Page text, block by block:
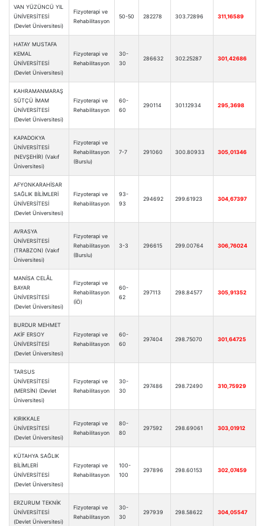
VAN YÜZÜNCÜ YIL
ÜNİVERSİTESİ
(Devlet Üniversitesi)
Fizyoterapi ve
Rehabilitasyon
50-50 282278 303.72896 311,16589
HATAY MUSTAFA
KEMAL
ÜNİVERSİTESİ
(Devlet Üniversitesi)
Fizyoterapi ve
Rehabilitasyon
30-
30
286632 302.25287 301,42686
KAHRAMANMARAŞ
SÜTÇÜ İMAM
ÜNİVERSİTESİ
(Devlet Üniversitesi)
Fizyoterapi ve
Rehabilitasyon
60-
60
290114 301.12934 295,3698
KAPADOKYA
ÜNİVERSİTESİ
(NEVŞEHİR) (Vakıf
Üniversitesi)
Fizyoterapi ve
Rehabilitasyon
(Burslu)
7-7 291060 300.80933 305,01346
AFYONKARAHİSAR
SAĞLIK BİLİMLERİ
ÜNİVERSİTESİ
(Devlet Üniversitesi)
Fizyoterapi ve
Rehabilitasyon
93-
93
294692 299.61923 304,67397
AVRASYA
ÜNİVERSİTESİ
(TRABZON) (Vakıf
Üniversitesi)
Fizyoterapi ve
Rehabilitasyon
(Burslu)
3-3 296615 299.00764 306,76024
MANİSA CELÂL
BAYAR
ÜNİVERSİTESİ
(Devlet Üniversitesi)
Fizyoterapi ve
Rehabilitasyon
(İÖ)
60-
62
297113 298.84577 305,91352
BURDUR MEHMET
AKİF ERSOY
ÜNİVERSİTESİ
(Devlet Üniversitesi)
Fizyoterapi ve
Rehabilitasyon
60-
60
297404 298.75070 301,64725
TARSUS
ÜNİVERSİTESİ
(MERSİN) (Devlet
Üniversitesi)
Fizyoterapi ve
Rehabilitasyon
30-
30
297486 298.72490 310,75929
KIRIKKALE
ÜNİVERSİTESİ
(Devlet Üniversitesi)
Fizyoterapi ve
Rehabilitasyon
80-
80
297592 298.69061 303,01912
KÜTAHYA SAĞLIK
BİLİMLERİ
ÜNİVERSİTESİ
(Devlet Üniversitesi)
Fizyoterapi ve
Rehabilitasyon
100-
100
297896 298.60153 302,07459
ERZURUM TEKNİK
ÜNİVERSİTESİ
(Devlet Üniversitesi)
Fizyoterapi ve
Rehabilitasyon
30-
30
297939 298.58622 304,05547